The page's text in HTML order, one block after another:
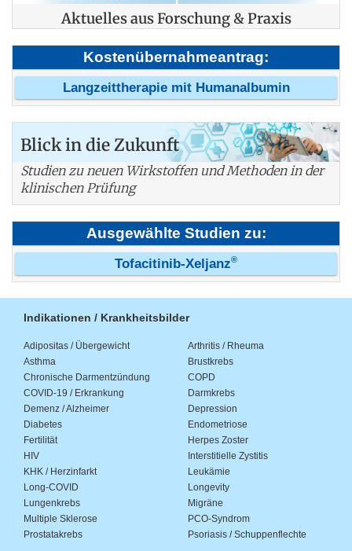
Aktuelles aus Forschung & Praxis
Kostenübernahmeantrag:
Langzeittherapie mit Humanalbumin
Blick in die Zukunft
Studien zu neuen Wirkstoffen und Methoden in der
klinischen Prüfung
Ausgewählte Studien zu:
Tofacitinib-Xeljanz®
Indikationen / Krankheitsbilder
Adipositas / Übergewicht
Arthritis / Rheuma
Asthma
Brustkrebs
Chronische Darmentzündung
COPD
COVID-19 / Erkrankung
Darmkrebs
Demenz / Alzheimer
Depression
Diabetes
Endometriose
Fertilität
Herpes Zoster
HIV
Interstitielle Zystitis
KHK / Herzinfarkt
Leukämie
Long-COVID
Longevity
Lungenkrebs
Migräne
Multiple Sklerose
PCO-Syndrom
Prostatakrebs
Psoriasis / Schuppenflechte